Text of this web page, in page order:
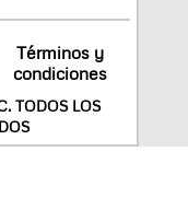
Términos y
condiciones
TODOS LOS